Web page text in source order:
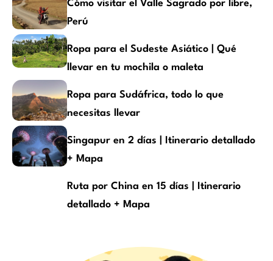
Cómo visitar el Valle Sagrado por libre,
Perú
Ropa para el Sudeste Asiático | Qué
llevar en tu mochila o maleta
Ropa para Sudáfrica, todo lo que
necesitas llevar
Singapur en 2 días | Itinerario detallado
+ Mapa
Ruta por China en 15 días | Itinerario
detallado + Mapa